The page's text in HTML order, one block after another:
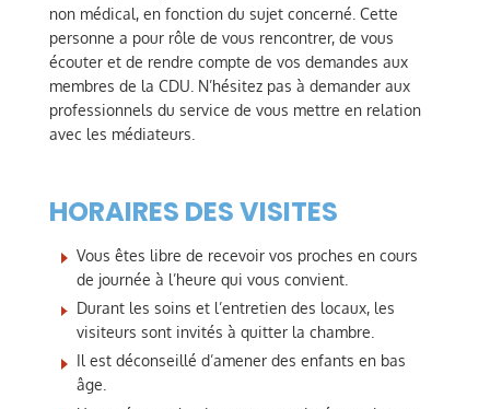
non médical, en fonction du sujet concerné. Cette
personne a pour rôle de vous rencontrer, de vous
écouter et de rendre compte de vos demandes aux
membres de la CDU. N’hésitez pas à demander aux
professionnels du service de vous mettre en relation
avec les médiateurs.
HORAIRES DES VISITES
Vous êtes libre de recevoir vos proches en cours
de journée à l’heure qui vous convient.
Durant les soins et l’entretien des locaux, les
visiteurs sont invités à quitter la chambre.
Il est déconseillé d’amener des enfants en bas
âge.